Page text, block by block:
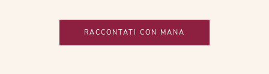
RACCONTATI CON MANA